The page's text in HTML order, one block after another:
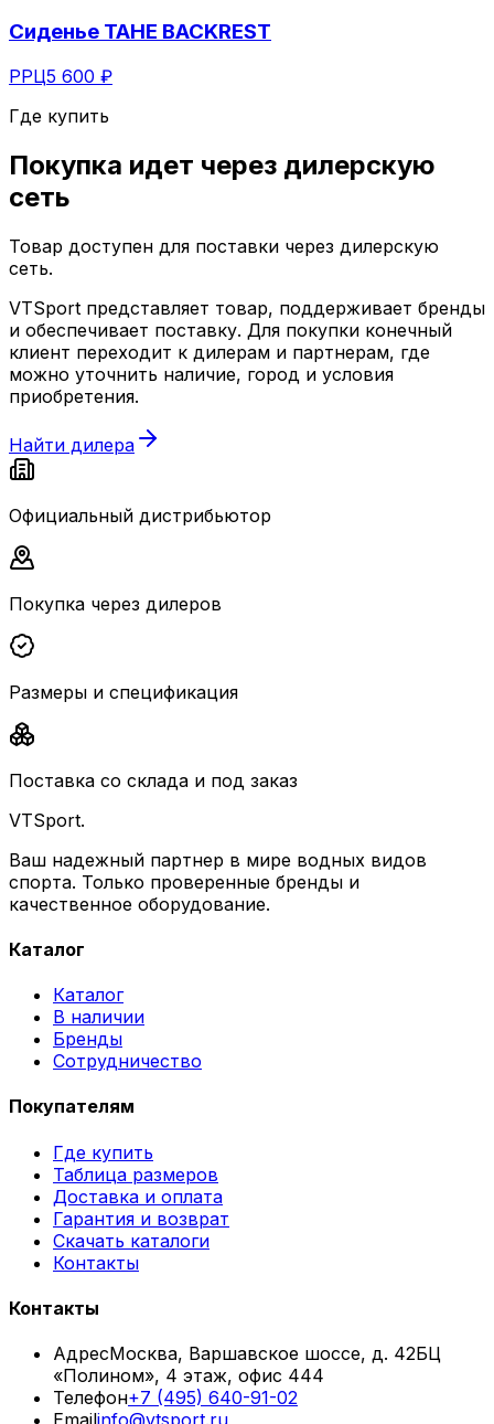
Сиденье TAHE BACKREST
РРЦ5 600 ₽
Где купить
Покупка идет через дилерскую
сеть
Товар доступен для поставки через дилерскую
сеть.
VTSport представляет товар, поддерживает бренды
и обеспечивает поставку. Для покупки конечный
клиент переходит к дилерам и партнерам, где
можно уточнить наличие, город и условия
приобретения.
Найти дилера
Официальный дистрибьютор
Покупка через дилеров
Размеры и спецификация
Поставка со склада и под заказ
VTSport.
Ваш надежный партнер в мире водных видов
спорта. Только проверенные бренды и
качественное оборудование.
Каталог
Каталог
В наличии
Бренды
Сотрудничество
Покупателям
Где купить
Таблица размеров
Доставка и оплата
Гарантия и возврат
Скачать каталоги
Контакты
Контакты
АдресМосква, Варшавское шоссе, д. 42БЦ
«Полином», 4 этаж, офис 444
Телефон+7 (495) 640-91-02